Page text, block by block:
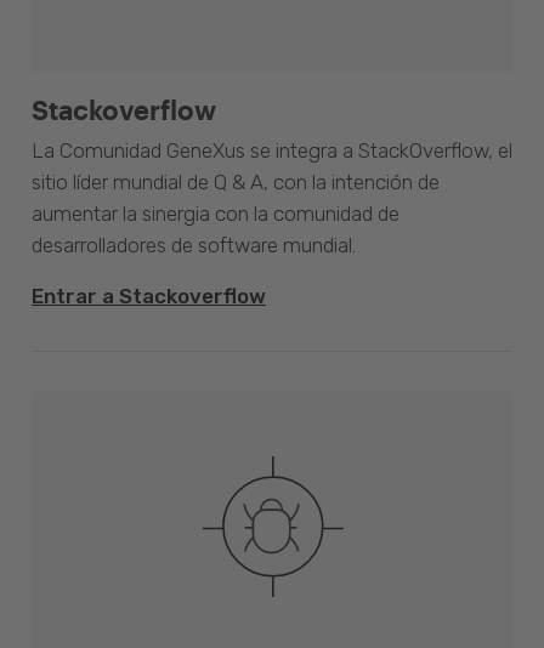
Stackoverflow
La Comunidad GeneXus se integra a StackOverflow, el
sitio líder mundial de Q & A, con la intención de
aumentar la sinergia con la comunidad de
desarrolladores de software mundial.
Entrar a Stackoverflow